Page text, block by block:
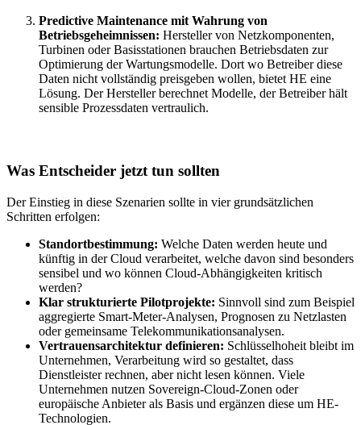
Predictive Maintenance mit Wahrung von
Betriebsgeheimnissen: Hersteller von Netzkomponenten,
Turbinen oder Basisstationen brauchen Betriebsdaten zur
Optimierung der Wartungsmodelle. Dort wo Betreiber diese
Daten nicht vollständig preisgeben wollen, bietet HE eine
Lösung. Der Hersteller berechnet Modelle, der Betreiber hält
sensible Prozessdaten vertraulich.
Was Entscheider jetzt tun sollten
Der Einstieg in diese Szenarien sollte in vier grundsätzlichen
Schritten erfolgen:
Standortbestimmung: Welche Daten werden heute und
künftig in der Cloud verarbeitet, welche davon sind besonders
sensibel und wo können Cloud-Abhängigkeiten kritisch
werden?
Klar strukturierte Pilotprojekte: Sinnvoll sind zum Beispiel
aggregierte Smart-Meter-Analysen, Prognosen zu Netzlasten
oder gemeinsame Telekommunikationsanalysen.
Vertrauensarchitektur definieren: Schlüsselhoheit bleibt im
Unternehmen, Verarbeitung wird so gestaltet, dass
Dienstleister rechnen, aber nicht lesen können. Viele
Unternehmen nutzen Sovereign-Cloud-Zonen oder
europäische Anbieter als Basis und ergänzen diese um HE-
Technologien.